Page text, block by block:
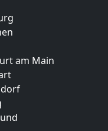
am Main